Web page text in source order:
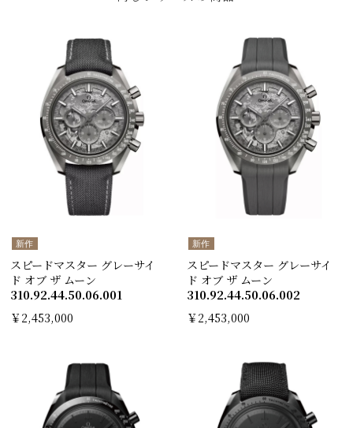
新作
スピードマスター グレーサイ
ド オブ ザ ムーン
310.92.44.50.06.00 1
￥2,453,000
新作
スピードマスター グレーサイ
ド オブ ザ ムーン
310.92.44.50.06.00 2
￥2,453,000